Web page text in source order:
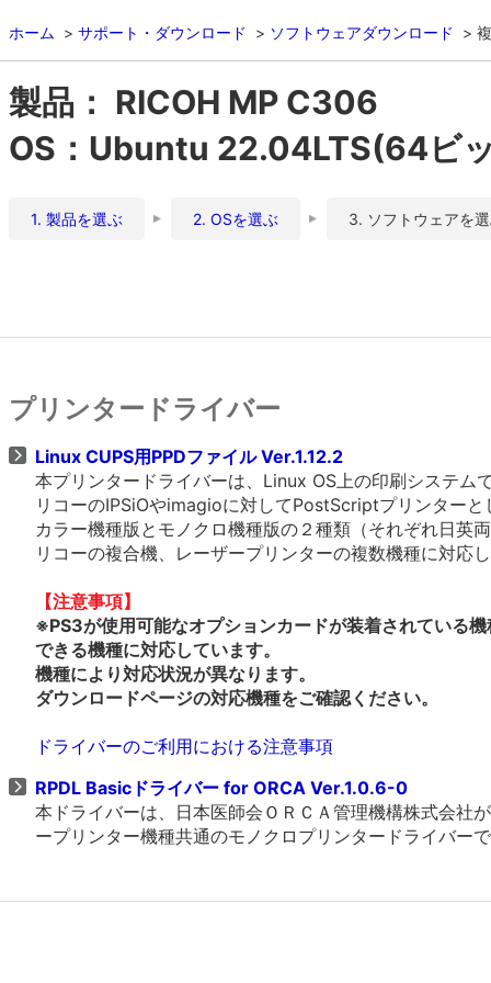
ホーム サポート・ダウンロード ソフトウェアダウンロード
製品： RICOH MP C306
OS：Ubuntu 22.04LTS(64ビ
1. 製品を選ぶ 2. OSを選ぶ 3. ソフトウェアを
プリンタードライバー
Linux CUPS用PPDファイル Ver.1.12.2
本プリンタードライバーは、Linux OS上の印刷システ
リコーのIPSiOやimagioに対してPostScriptプリンター
カラー機種版とモノクロ機種版の２種類（それぞれ日英
リコーの複合機、レーザープリンターの複数機種に対応
【注意事項】
※PS3が使用可能なオプションカードが装着されている
できる機種に対応しています。
機種により対応状況が異なります。
ダウンロードページの対応機種をご確認ください。
ドライバーのご利用における注意事項
RPDL Basicドライバー for ORCA Ver.1.0.6-0
本ドライバーは、日本医師会ＯＲＣＡ管理機構株式会社
ープリンター機種共通のモノクロプリンタードライバー